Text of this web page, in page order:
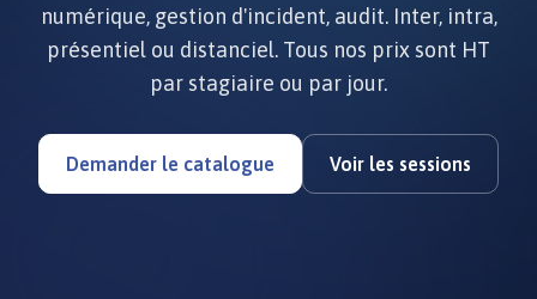
numérique, gestion d'incident, audit. Inter, intra,
présentiel ou distanciel. Tous nos prix sont HT
par stagiaire ou par jour.
Demander le catalogue Voir les sessions